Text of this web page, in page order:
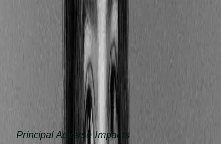
les incidences négatives majeures (PAI)
peuvent engendrer les investissements sur les
facteurs de durabilité (par exemple, le
financement d'une société dont les émissions de
gaz à effet de serre sont élevées) ;
associés aux événements externes
concernant la durabilité (comme le réchauffement
Qu’est-ce que les «
Principal Adverse Impacts